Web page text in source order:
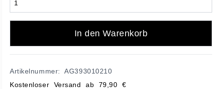
In den Warenkorb
Artikelnummer: AG393010210
Kostenloser Versand ab 79,90 €